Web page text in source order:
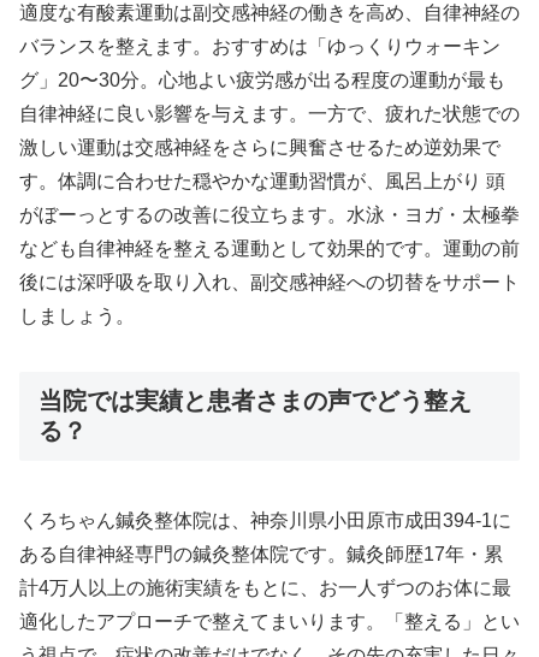
適度な有酸素運動は副交感神経の働きを高め、自律神経の
バランスを整えます。おすすめは「ゆっくりウォーキン
グ」20〜30分。心地よい疲労感が出る程度の運動が最も
自律神経に良い影響を与えます。一方で、疲れた状態での
激しい運動は交感神経をさらに興奮させるため逆効果で
す。体調に合わせた穏やかな運動習慣が、風呂上がり 頭
がぼーっとするの改善に役立ちます。水泳・ヨガ・太極拳
なども自律神経を整える運動として効果的です。運動の前
後には深呼吸を取り入れ、副交感神経への切替をサポート
しましょう。
当院では実績と患者さまの声でどう整え
る？
くろちゃん鍼灸整体院は、神奈川県小田原市成田394-1に
ある自律神経専門の鍼灸整体院です。鍼灸師歴17年・累
計4万人以上の施術実績をもとに、お一人ずつのお体に最
適化したアプローチで整えてまいります。「整える」とい